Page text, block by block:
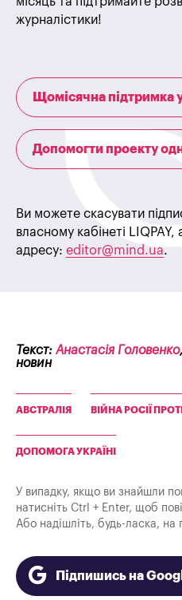
журналістики!
Щомісячна підтримка
Допомогти проекту
Ви можете скасувати
власному кабінеті
адресу: editor@mind.ua.
Текст: Анастасія Головенко
новин
АВСТРАЛІЯ ВІЙНА РОСІЇ
ДОПОМОГА УКРАЇНІ
У випадку, якщо ви знайшли
натисніть Ctrl + Enter, щоб
Або надішліть, будь-ласка, на
Підпишись на